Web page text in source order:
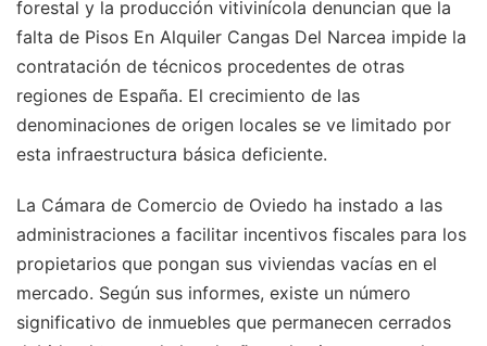
forestal y la producción vitivinícola denuncian que la
falta de Pisos En Alquiler Cangas Del Narcea impide la
contratación de técnicos procedentes de otras
regiones de España. El crecimiento de las
denominaciones de origen locales se ve limitado por
esta infraestructura básica deficiente.
La Cámara de Comercio de Oviedo ha instado a las
administraciones a facilitar incentivos fiscales para los
propietarios que pongan sus viviendas vacías en el
mercado. Según sus informes, existe un número
significativo de inmuebles que permanecen cerrados